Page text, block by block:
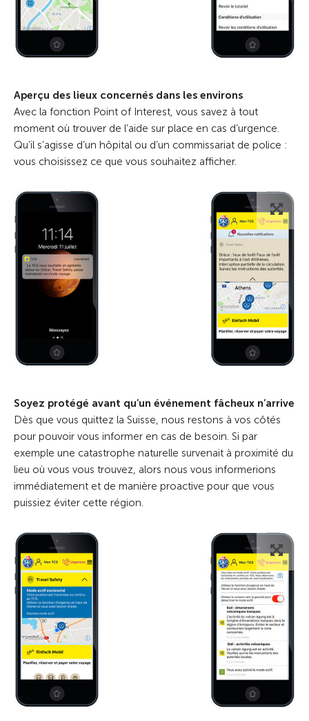
Aperçu des lieux concernés dans les environs
Avec la fonction Point of Interest, vous savez à tout
moment où trouver de l’aide sur place en cas d’urgence.
Qu’il s’agisse d’un hôpital ou d’un commissariat de police :
vous choisissez ce que vous souhaitez afficher.
Soyez protégé avant qu’un événement fâcheux n’arrive
Dès que vous quittez la Suisse, nous restons à vos côtés
pour pouvoir vous informer en cas de besoin. Si par
exemple une catastrophe naturelle survenait à proximité du
lieu où vous vous trouvez, alors nous vous informerions
immédiatement et de manière proactive pour que vous
puissiez éviter cette région.